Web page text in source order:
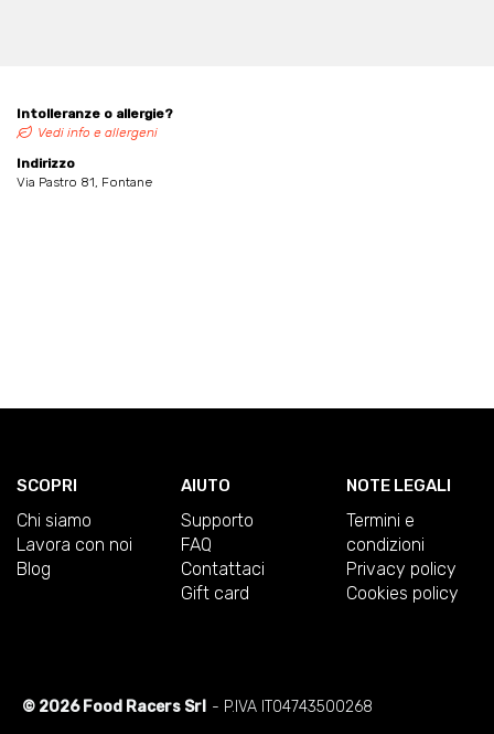
Intolleranze o allergie?
Vedi info e allergeni
Indirizzo
Via Pastro 81, Fontane
SCOPRI
Chi siamo
Lavora con noi
Blog
AIUTO
Supporto
FAQ
Contattaci
Gift card
NOTE LEGALI
Termini e
condizioni
Privacy policy
Cookies policy
© 2026 Food Racers Srl - P.IVA IT04743500268